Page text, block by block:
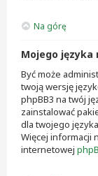
Na górę
Mojego języka
Być może
twoją wersję
phpBB3 na twój
zainstalować
dla twojego
Więcej informacji
internetowej